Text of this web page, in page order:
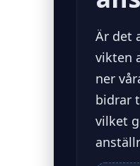
Är det
vikten
ner
bidrar
vilket